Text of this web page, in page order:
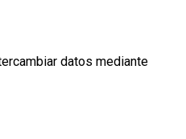
datos mediante